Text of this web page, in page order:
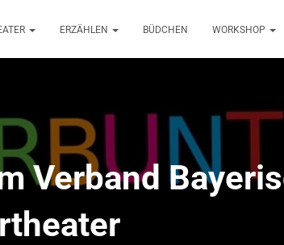
ERZÄHLEN BÜDCHEN WORKSHOP
Verband